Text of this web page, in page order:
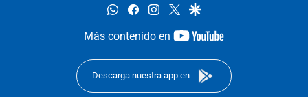
whatsappfacebookinstagram
twittergoogle
Más contenido en
youtube-
Descarga nuestra app en